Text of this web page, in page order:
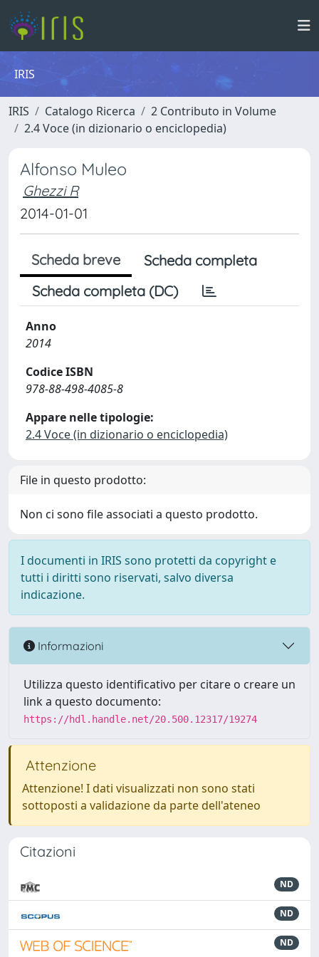
IRIS
IRIS Catalogo Ricerca
2 Contributo in Volume
2.4 Voce (in dizionario o enciclopedia)
Alfonso Muleo
Ghezzi R
2014-01-01
Scheda breve
Scheda completa
Scheda completa (DC)
Anno
2014
Codice ISBN
978-88-498-4085-8
Appare nelle tipologie:
2.4 Voce (in dizionario o enciclopedia)
File in questo prodotto:
Non ci sono file associati a questo prodotto.
I documenti in IRIS sono protetti da copyright e
tutti i diritti sono riservati, salvo diversa
indicazione.
Informazioni
Utilizza questo identificativo per citare o creare un
link a questo documento:
https://hdl.handle.net/20.500.12317/19274
Attenzione
Attenzione! I dati visualizzati non sono stati
sottoposti a validazione da parte dell'ateneo
Citazioni
ND
ND
ND